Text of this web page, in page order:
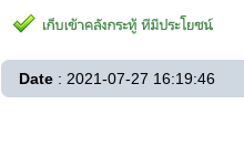
Date : 2021-07-27 16:19:46